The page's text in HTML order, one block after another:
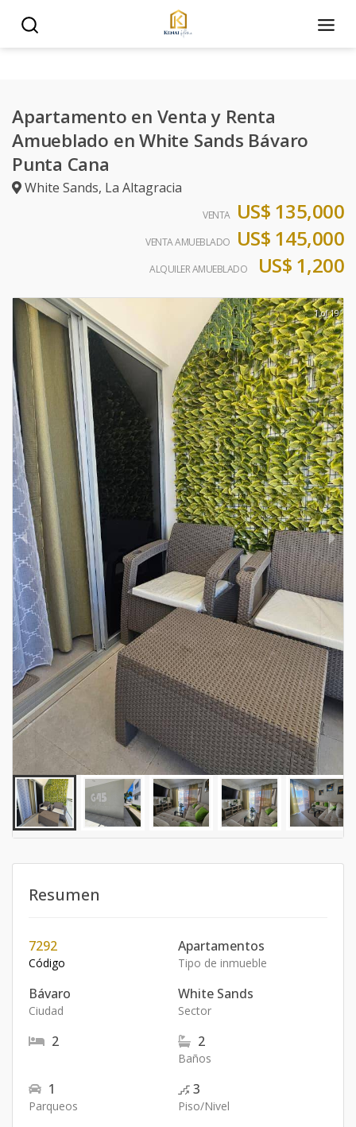
Apartamento en Venta y Renta
Amueblado en White Sands Bávaro
Punta Cana
White Sands, La Altagracia
VENTA US$ 135,000
VENTA AMUEBLADO US$ 145,000
ALQUILER AMUEBLADO US$ 1,200
1 of 19
Resumen
7292
Código
Apartamentos
Tipo de inmueble
Bávaro
Ciudad
White Sands
Sector
2 2
Baños
1
Parqueos
3
Piso/Nivel